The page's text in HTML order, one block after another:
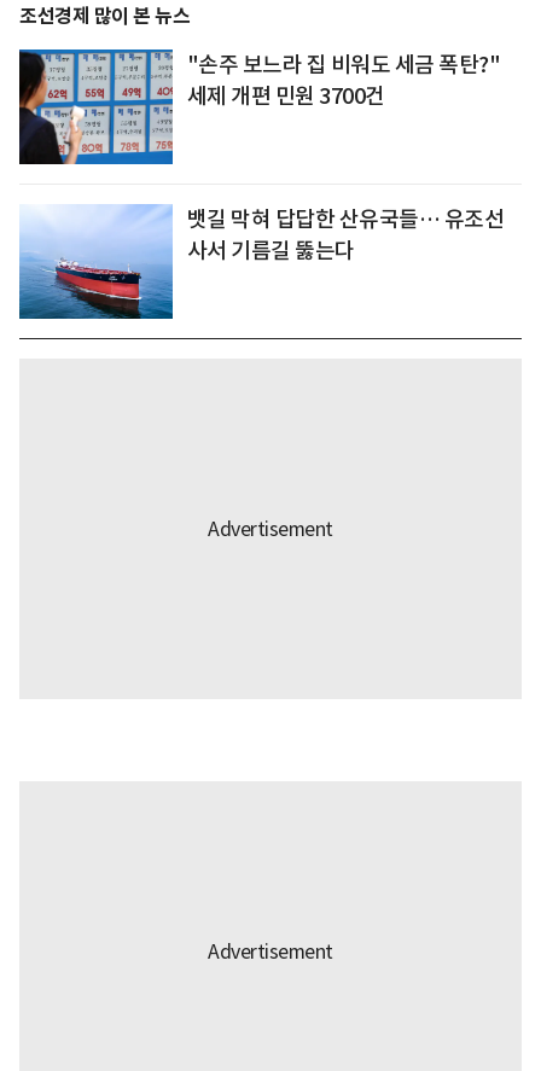
조선경제 많이 본 뉴스
"손주 보느라 집 비워도 세금 폭탄?"
세제 개편 민원 3700건
뱃길 막혀 답답한 산유국들… 유조선
사서 기름길 뚫는다